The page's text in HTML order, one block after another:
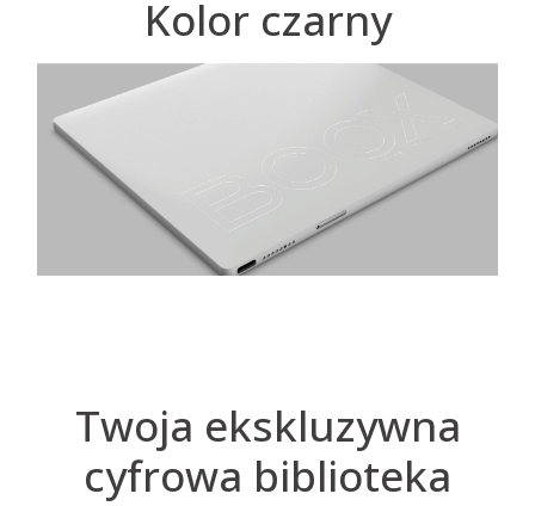
Kolor czarny
Twoja ekskluzywna
cyfrowa biblioteka